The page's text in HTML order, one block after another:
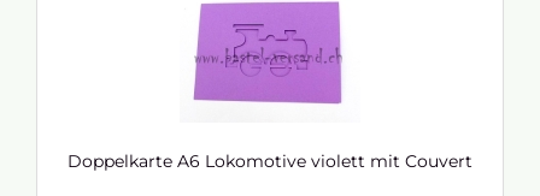
Doppelkarte A6 Lokomotive violett mit Couvert